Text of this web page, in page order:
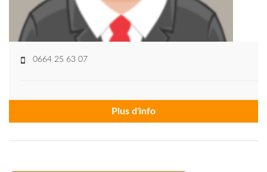
0664 25 63 07
Plus d'info